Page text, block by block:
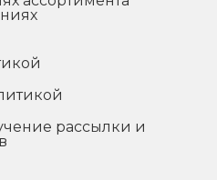
рассылки и